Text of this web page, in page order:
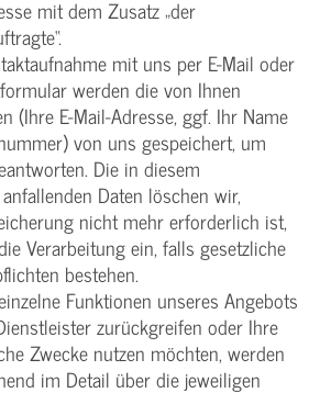
mit dem Zusatz „der
mit uns per E-Mail oder
werden die von Ihnen
(Ihre E-Mail-Adresse, ggf. Ihr Name
von uns gespeichert, um
Die in diesem
Daten löschen wir,
nicht mehr erforderlich ist,
Verarbeitung ein, falls gesetzliche
bestehen.
Funktionen unseres Angebots
zurückgreifen oder Ihre
Zwecke nutzen möchten, werden
im Detail über die jeweiligen